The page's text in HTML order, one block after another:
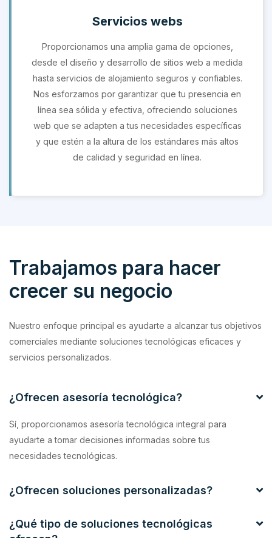
Servicios webs
Proporcionamos una amplia gama de opciones,
desde el diseño y desarrollo de sitios web a medida
hasta servicios de alojamiento seguros y confiables.
Nos esforzamos por garantizar que tu presencia en
línea sea sólida y efectiva, ofreciendo soluciones
web que se adapten a tus necesidades específicas
y que estén a la altura de los estándares más altos
de calidad y seguridad en línea.
Trabajamos para hacer
crecer su negocio
Nuestro enfoque principal es ayudarte a alcanzar tus objetivos
comerciales mediante soluciones tecnológicas eficaces y
servicios personalizados.
¿Ofrecen asesoría tecnológica?
Sí, proporcionamos asesoría tecnológica integral para
ayudarte a tomar decisiones informadas sobre tus
necesidades tecnológicas.
¿Ofrecen soluciones personalizadas?
¿Qué tipo de soluciones tecnológicas